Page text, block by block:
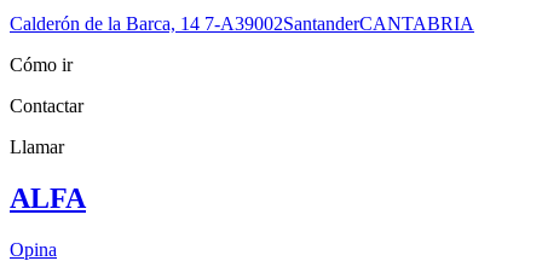
Calderón de la Barca, 14 7-A39002SantanderCANTABRIA
Cómo ir
Contactar
Llamar
ALFA
Opina